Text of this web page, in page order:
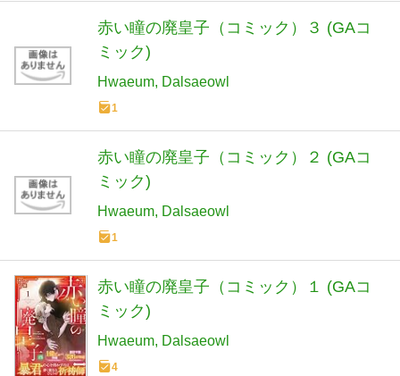
赤い瞳の廃皇子（コミック）３ (GAコ
ミック)
Hwaeum Dalsaeowl
1
赤い瞳の廃皇子（コミック）２ (GAコ
ミック)
Hwaeum Dalsaeowl
1
赤い瞳の廃皇子（コミック）１ (GAコ
ミック)
Hwaeum Dalsaeowl
4